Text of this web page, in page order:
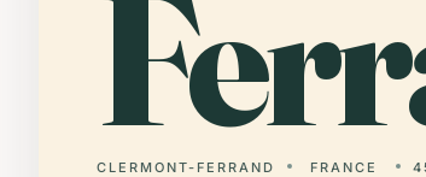
CLERMONT-FERRAND FRANCE